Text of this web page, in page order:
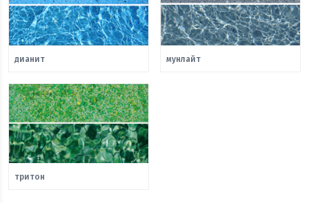
дианит мунлайт
тритон